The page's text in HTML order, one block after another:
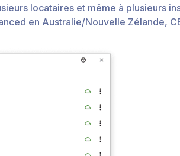
locataires et même à plusieurs
en Australie/Nouvelle Zélande,